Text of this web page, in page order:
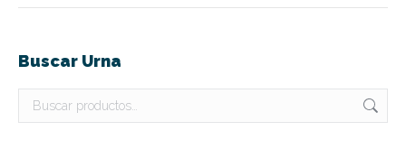
Buscar Urna